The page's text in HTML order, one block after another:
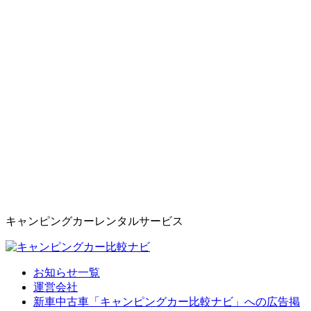
キャンピングカーレンタルサービス
お知らせ一覧
運営会社
新車中古車「キャンピングカー比較ナビ」への広告掲